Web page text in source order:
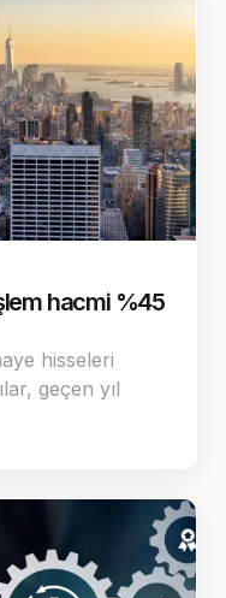
hacmi %45
hisseleri
geçen yıl